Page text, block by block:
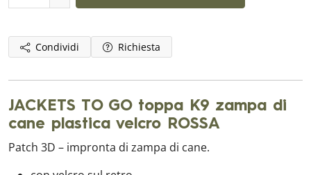
Condividi Richiesta
JACKETS TO GO toppa K9 zampa di
cane plastica velcro ROSSA
Patch 3D – impronta di zampa di cane.